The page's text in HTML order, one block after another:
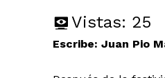
Vistas: 25
Escribe: Juan Pio